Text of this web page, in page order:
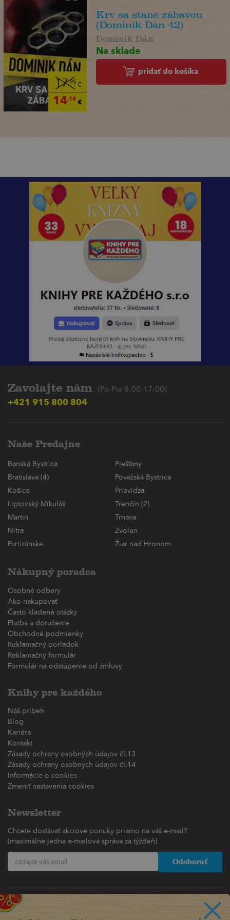
17,95€
14,18€
Krv sa stane zábavou
(Dominik Dán 42)
Dominik Dán
Na sklade
pridať do košíka
Zavolajte nám (Po-Pia 8:00-17:00)
+421 915 800 804
Naše Predajne
Banská Bystrica
Piešťany
Bratislava (4)
Považská Bystrica
Košice
Prievidza
Liptovský Mikuláš
Trenčín (2)
Martin
Trnava
Nitra
Zvolen
Partizánske
Žiar nad Hronom
Nákupný poradca
Osobné odbery
Ako nakupovať
Často kladené otázky
Platba a doručenie
Obchodné podmienky
Reklamačný poriadok
Reklamačný formulár
Formulár na odstúpenie od zmluvy
Knihy pre každého
Náš príbeh
Blog
Kariéra
Kontakt
Zásady ochrany osobných údajov čl.13
Zásady ochrany osobných údajov čl.14
Informácie o cookies
Zmeniť nastavenia cookies
Newsletter
Chcete dostávať akciové ponuky priamo na váš e-mail?
(maximálne jedna e-mailová správa za týždeň)
Odoberať